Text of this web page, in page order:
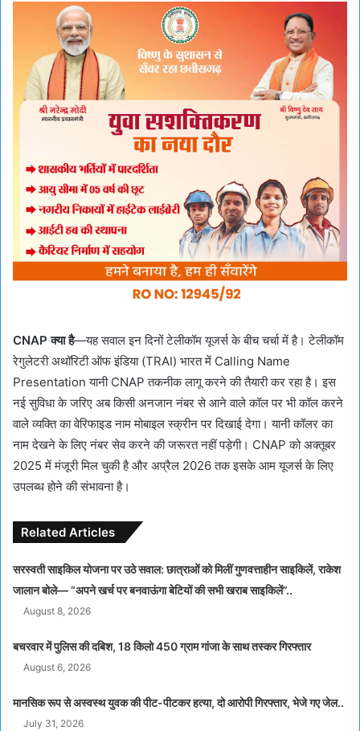
CNAP क्या है—यह सवाल इन दिनों टेलीकॉम यूजर्स के बीच चर्चा में है। टेलीकॉम
रेगुलेटरी अथॉरिटी ऑफ इंडिया (TRAI) भारत में Calling Name
Presentation यानी CNAP तकनीक लागू करने की तैयारी कर रहा है। इस
नई सुविधा के जरिए अब किसी अनजान नंबर से आने वाले कॉल पर भी कॉल करने
वाले व्यक्ति का वेरिफाइड नाम मोबाइल स्क्रीन पर दिखाई देगा। यानी कॉलर का
नाम देखने के लिए नंबर सेव करने की जरूरत नहीं पड़ेगी। CNAP को अक्तूबर
2025 में मंजूरी मिल चुकी है और अप्रैल 2026 तक इसके आम यूजर्स के लिए
उपलब्ध होने की संभावना है।
Related Articles
सरस्वती साइकिल योजना पर उठे सवाल: छात्राओं को मिलीं गुणवत्ताहीन साइकिलें, राकेश
जालान बोले— “अपने खर्च पर बनवाऊंगा बेटियों की सभी खराब साइकिलें”..
August 8, 2026
बचरवार में पुलिस की दबिश, 18 किलो 450 ग्राम गांजा के साथ तस्कर गिरफ्तार
August 6, 2026
मानसिक रूप से अस्वस्थ युवक की पीट-पीटकर हत्या, दो आरोपी गिरफ्तार, भेजे गए जेल..
July 31, 2026